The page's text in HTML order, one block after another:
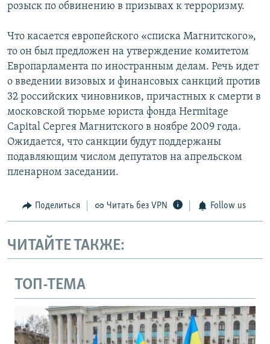
розыск по обвинению в призывах к терроризму.
Что касается европейского «списка Магнитского»,
то он был предложен на утверждение комитетом
Европарламента по иностранным делам. Речь идет
о введении визовых и финансовых санкций против
32 российских чиновников, причастных к смерти в
московской тюрьме юриста фонда Hermitage
Capital Сергея Магнитского в ноябре 2009 года.
Ожидается, что санкции будут поддержаны
подавляющим числом депутатов на апрельском
пленарном заседании.
Поделиться Читать без VPN Follow us
ЧИТАЙТЕ ТАКЖЕ:
ТОП-ТЕМА